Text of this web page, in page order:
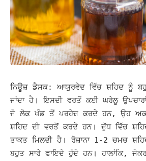
ਨਿਊਜ਼ ਡੈਸਕ: ਆਯੁਰਵੇਦ ਵਿੱਚ ਸ਼ਹਿਦ ਨੂੰ
ਜਾਂਦਾ ਹੈ। ਇਸਦੀ ਵਰਤੋਂ ਕਈ ਘਰੇਲੂ ਉਪਚਾਰਾਂ
ਜੋ ਲੋਕ ਖੰਡ ਤੋਂ ਪਰਹੇਜ਼ ਕਰਦੇ ਹਨ, ਉਹ
ਸ਼ਹਿਦ ਦੀ ਵਰਤੋਂ ਕਰਦੇ ਹਨ। ਦੁੱਧ ਵਿੱਚ
ਤਾਕਤ ਮਿਲਦੀ ਹੈ। ਰੋਜ਼ਾਨਾ 1-2 ਚਮਚ
ਬਹੁਤ ਸਾਰੇ ਫਾਇਦੇ ਹੁੰਦੇ ਹਨ। ਹਾਲਾਂਕਿ,